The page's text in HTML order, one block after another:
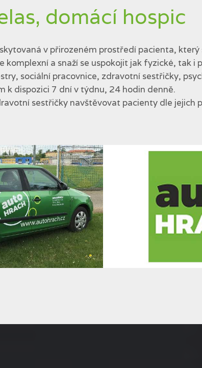
domácí hospic
v přirozeném prostředí pacienta, který
a snaží se uspokojit jak fyzické, tak i
sociální pracovnice, zdravotní sestřičky,
k dispozici 7 dní v týdnu, 24 hodin denně.
sestřičky navštěvovat pacienty dle jejich